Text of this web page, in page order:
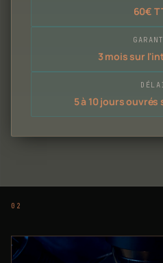
60€
3 mois sur
5 à 10 jours ouvrés